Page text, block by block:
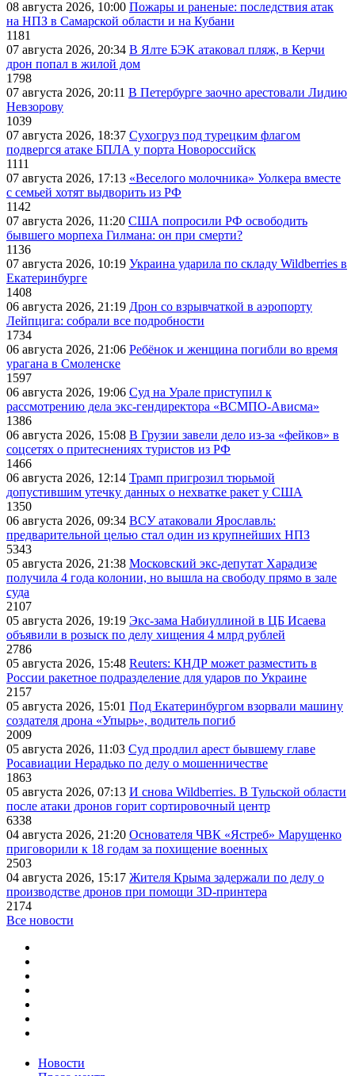
08 августа 2026, 10:00 Пожары и раненые: последствия атак
на НПЗ в Самарской области и на Кубани
1181
07 августа 2026, 20:34 В Ялте БЭК атаковал пляж, в Керчи
дрон попал в жилой дом
1798
07 августа 2026, 20:11 В Петербурге заочно арестовали Лидию
Невзорову
1039
07 августа 2026, 18:37 Сухогруз под турецким флагом
подвергся атаке БПЛА у порта Новороссийск
1111
07 августа 2026, 17:13 «Веселого молочника» Уолкера вместе
с семьей хотят выдворить из РФ
1142
07 августа 2026, 11:20 США попросили РФ освободить
бывшего морпеха Гилмана: он при смерти?
1136
07 августа 2026, 10:19 Украина ударила по складу Wildberries в
Екатеринбурге
1408
06 августа 2026, 21:19 Дрон со взрывчаткой в аэропорту
Лейпцига: собрали все подробности
1734
06 августа 2026, 21:06 Ребёнок и женщина погибли во время
урагана в Смоленске
1597
06 августа 2026, 19:06 Суд на Урале приступил к
рассмотрению дела экс-гендиректора «ВСМПО-Ависма»
1386
06 августа 2026, 15:08 В Грузии завели дело из-за «фейков» в
соцсетях о притеснениях туристов из РФ
1466
06 августа 2026, 12:14 Трамп пригрозил тюрьмой
допустившим утечку данных о нехватке ракет у США
1350
06 августа 2026, 09:34 ВСУ атаковали Ярославль:
предварительной целью стал один из крупнейших НПЗ
5343
05 августа 2026, 21:38 Московский экс-депутат Харадизе
получила 4 года колонии, но вышла на свободу прямо в зале
суда
2107
05 августа 2026, 19:19 Экс-зама Набиуллиной в ЦБ Исаева
объявили в розыск по делу хищения 4 млрд рублей
2786
05 августа 2026, 15:48 Reuters: КНДР может разместить в
России ракетное подразделение для ударов по Украине
2157
05 августа 2026, 15:01 Под Екатеринбургом взорвали машину
создателя дрона «Упырь», водитель погиб
2009
05 августа 2026, 11:03 Суд продлил арест бывшему главе
Росавиации Нерадько по делу о мошенничестве
1863
05 августа 2026, 07:13 И снова Wildberries. В Тульской области
после атаки дронов горит сортировочный центр
6338
04 августа 2026, 21:20 Основателя ЧВК «Ястреб» Марущенко
приговорили к 18 годам за похищение военных
2503
04 августа 2026, 15:17 Жителя Крыма задержали по делу о
производстве дронов при помощи 3D‑принтера
2174
Все новости
Новости